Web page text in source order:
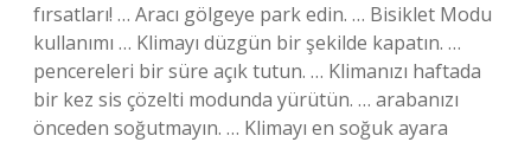
fırsatları! … Aracı gölgeye park edin. … Bisiklet Modu
kullanımı … Klimayı düzgün bir şekilde kapatın. …
pencereleri bir süre açık tutun. … Klimanızı haftada
bir kez sis çözelti modunda yürütün. … arabanızı
önceden soğutmayın. … Klimayı en soğuk ayara